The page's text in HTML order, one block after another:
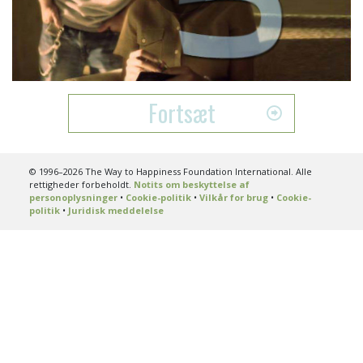
Play
Video
Fortsæt
© 1996–2026 The Way to Happiness Foundation International. Alle
rettigheder forbeholdt. Notits om beskyttelse af
personoplysninger• Cookie-politik• Vilkår for brug• Cookie-
politik• Juridisk meddelelse